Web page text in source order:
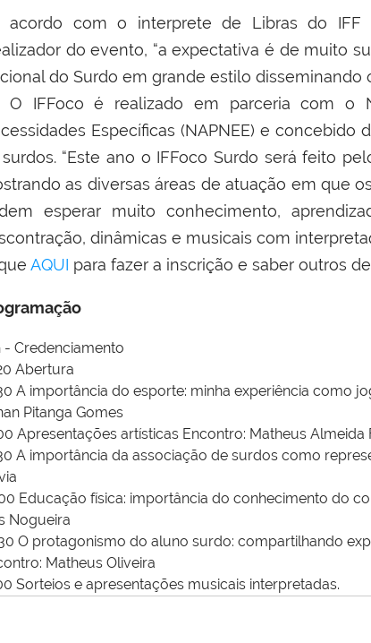
acordo com o interprete de Libras do IFF
do evento, “a expectativa é de muito
do Surdo em grande estilo disseminando
IFFoco é realizado em parceria com o
Específicas (NAPNEE) e
“Este ano o IFFoco Surdo será feito
as diversas áreas de atuação em que
esperar muito conhecimento,
dinâmicas e musicais com
AQUI para fazer a inscrição e saber outros
- Credenciamento
Abertura
A importância do esporte: minha experiência como
Pitanga Gomes
Apresentações artísticas Encontro: Matheus Almeida
A importância da associação de surdos como
Educação física: importância do conhecimento do
Nogueira
O protagonismo do aluno surdo: compartilhando
Matheus Oliveira
Sorteios e apresentações musicais interpretadas.